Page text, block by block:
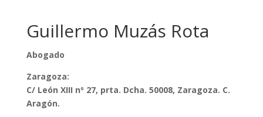
Guillermo Muzás Rota
Abogado
Zaragoza:
C/ León XIII nº 27, prta. Dcha. 50008, Zaragoza. C.
Aragón.